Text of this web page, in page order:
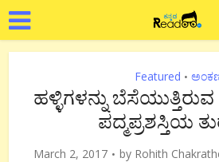
Featured •
ಹಳ್ಳಿಗಳನ್ನು
ಪದ್ಮಪ್ರಶಸ್ತಿಯ
March 2, 2017 by Rohith